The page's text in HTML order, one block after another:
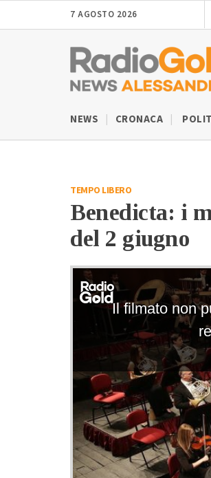
7 AGOSTO 2026
NEWS CRONACA
TEMPO LIBERO
Benedicta: i
del 2 giugno